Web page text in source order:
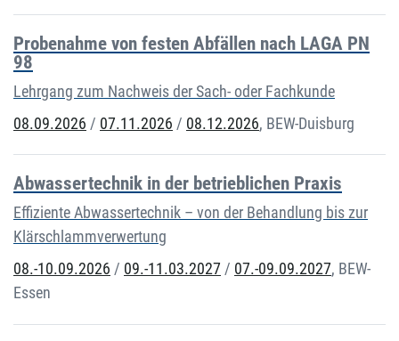
Probenahme von festen Abfällen nach LAGA PN
98
Lehrgang zum Nachweis der Sach- oder Fachkunde
08.09.2026 / 07.11.2026 / 08.12.2026, BEW-Duisburg
Abwassertechnik in der betrieblichen Praxis
Effiziente Abwassertechnik – von der Behandlung bis zur
Klärschlammverwertung
08.-10.09.2026 / 09.-11.03.2027 / 07.-09.09.2027, BEW-
Essen